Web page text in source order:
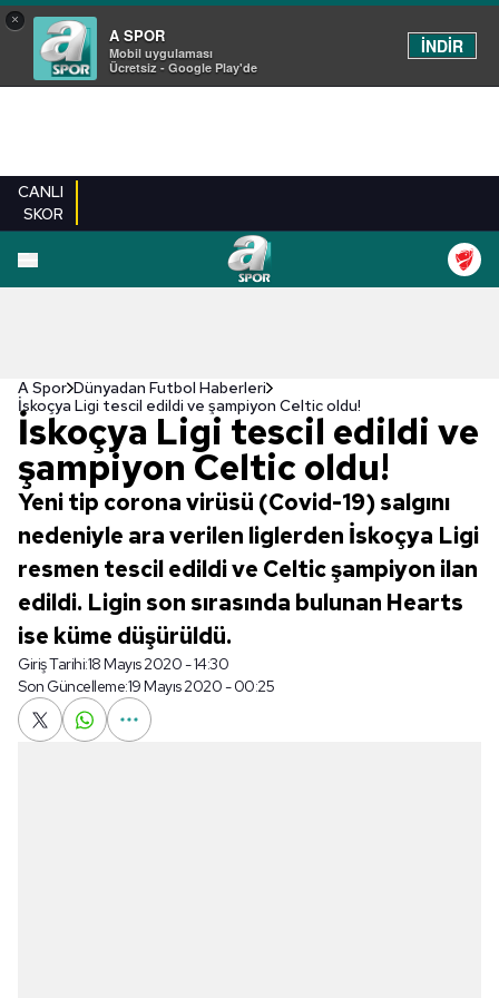
×
A SPOR
Mobil uygulaması
Ücretsiz - Google Play'de
İNDİR
CANLI
SKOR
A Spor Dünyadan Futbol Haberleri
İskoçya Ligi tescil edildi ve şampiyon Celtic oldu!
İskoçya Ligi tescil edildi ve
şampiyon Celtic oldu!
Yeni tip corona virüsü (Covid-19) salgını
nedeniyle ara verilen liglerden İskoçya Ligi
resmen tescil edildi ve Celtic şampiyon ilan
edildi. Ligin son sırasında bulunan Hearts
ise küme düşürüldü.
Giriş Tarihi:18 Mayıs 2020 - 14:30
Son Güncelleme:19 Mayıs 2020 - 00:25